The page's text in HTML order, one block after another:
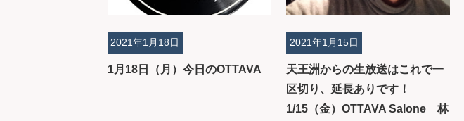
1月18日（月）今日のOTTAVA
2021年1月18日
天王洲からの生放送はこれで一
区切り、延長ありです！
1/15（金）OTTAVA Salone 林
2021年1月15日